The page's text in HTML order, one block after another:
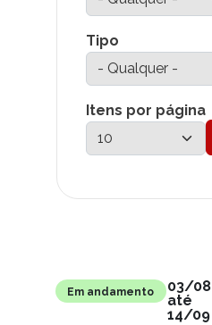
Tipo
Itens por página
Em andamento
03/08
até
14/09